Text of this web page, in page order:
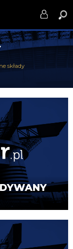
składy